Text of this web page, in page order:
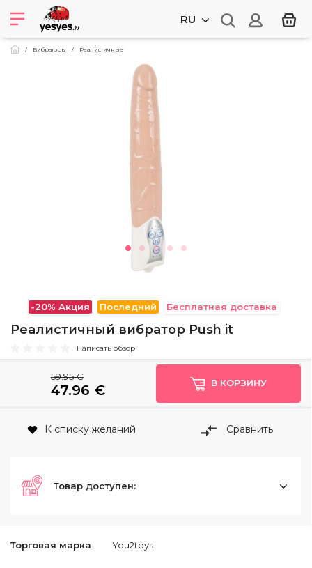
RU
Вибраторы Реалистичные
-20% Акция Последний Бесплатная доставка
Реалистичный вибратор Push it
Написать обзор
Торговая марка You2toys
59.95 €
47.96 € В КОРЗИНУ
К списку желаний Сравнить
Товар доступен: